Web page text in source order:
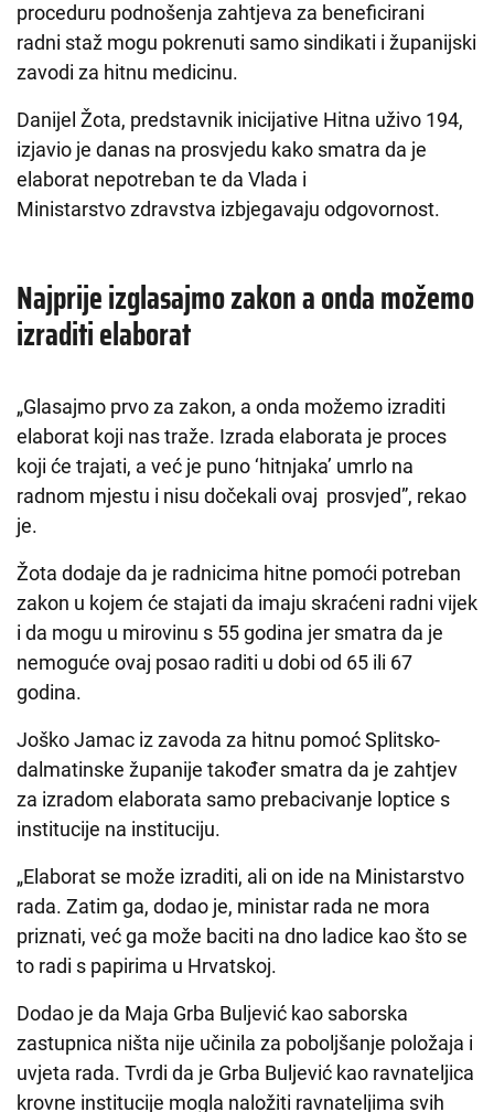
proceduru podnošenja zahtjeva za beneficirani
radni staž mogu pokrenuti samo sindikati i županijski
zavodi za hitnu medicinu.
Danijel Žota, predstavnik inicijative Hitna uživo 194,
izjavio je danas na prosvjedu kako smatra da je
elaborat nepotreban te da Vlada i
Ministarstvo zdravstva izbjegavaju odgovornost.
Najprije izglasajmo zakon a onda možemo
izraditi elaborat
„Glasajmo prvo za zakon, a onda možemo izraditi
elaborat koji nas traže. Izrada elaborata je proces
koji će trajati, a već je puno ‘hitnjaka’ umrlo na
radnom mjestu i nisu dočekali ovaj prosvjed”, rekao
je.
Žota dodaje da je radnicima hitne pomoći potreban
zakon u kojem će stajati da imaju skraćeni radni vijek
i da mogu u mirovinu s 55 godina jer smatra da je
nemoguće ovaj posao raditi u dobi od 65 ili 67
godina.
Joško Jamac iz zavoda za hitnu pomoć Splitsko-
dalmatinske županije također smatra da je zahtjev
za izradom elaborata samo prebacivanje loptice s
institucije na instituciju.
„Elaborat se može izraditi, ali on ide na Ministarstvo
rada. Zatim ga, dodao je, ministar rada ne mora
priznati, već ga može baciti na dno ladice kao što se
to radi s papirima u Hrvatskoj.
Dodao je da Maja Grba Buljević kao saborska
zastupnica ništa nije učinila za poboljšanje položaja i
uvjeta rada. Tvrdi da je Grba Buljević kao ravnateljica
krovne institucije mogla naložiti ravnateljima svih